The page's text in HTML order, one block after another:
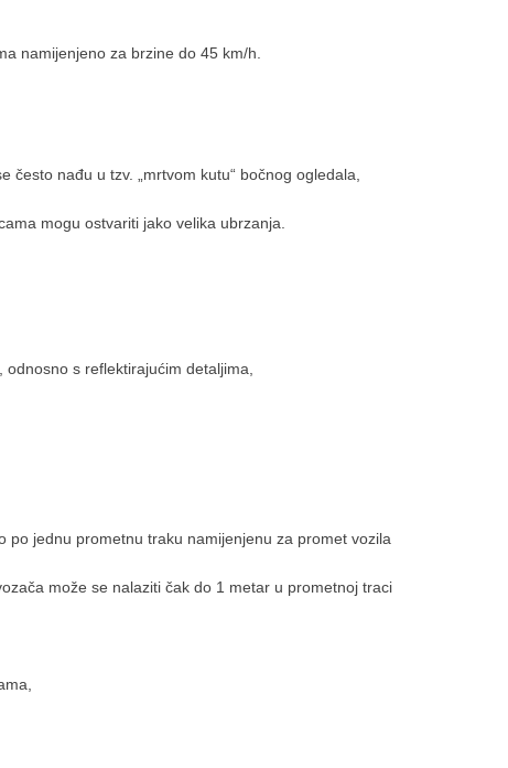
namijenjeno za brzine do 45 km/h.
nađu u tzv. „mrtvom kutu“ bočnog ogledala,
mogu ostvariti jako velika ubrzanja.
s reflektirajućim detaljima,
jednu prometnu traku namijenjenu za promet vozila
može se nalaziti čak do 1 metar u prometnoj traci